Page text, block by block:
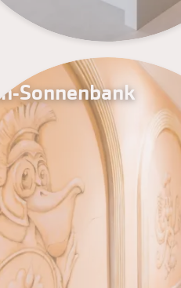
Sonnenbank